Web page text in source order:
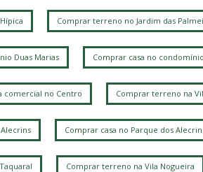
Comprar terreno no Jardim das
Duas Marias Comprar casa no
comercial no Centro Comprar terreno na
Comprar casa no Parque dos
Comprar terreno na Vila Nogueira